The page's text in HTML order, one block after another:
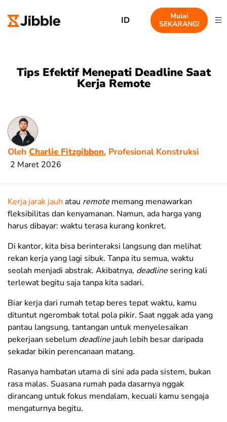
ID
Mulai
SEKARANG!
Tips Efektif Menepati Deadline Saat
Kerja Remote
Oleh Charlie Fitzgibbon, Profesional Konstruksi
2 Maret 2026
Kerja jarak jauh atau remote memang menawarkan
fleksibilitas dan kenyamanan. Namun, ada harga yang
harus dibayar: waktu terasa kurang konkret.
Di kantor, kita bisa berinteraksi langsung dan melihat
rekan kerja yang lagi sibuk. Tanpa itu semua, waktu
seolah menjadi abstrak. Akibatnya, deadline sering kali
terlewat begitu saja tanpa kita sadari.
Biar kerja dari rumah tetap beres tepat waktu, kamu
dituntut ngerombak total pola pikir. Saat nggak ada yang
pantau langsung, tantangan untuk menyelesaikan
pekerjaan sebelum deadline jauh lebih besar daripada
sekadar bikin perencanaan matang.
Rasanya hambatan utama di sini ada pada sistem, bukan
rasa malas. Suasana rumah pada dasarnya nggak
dirancang untuk fokus mendalam, kecuali kamu sengaja
mengaturnya begitu.